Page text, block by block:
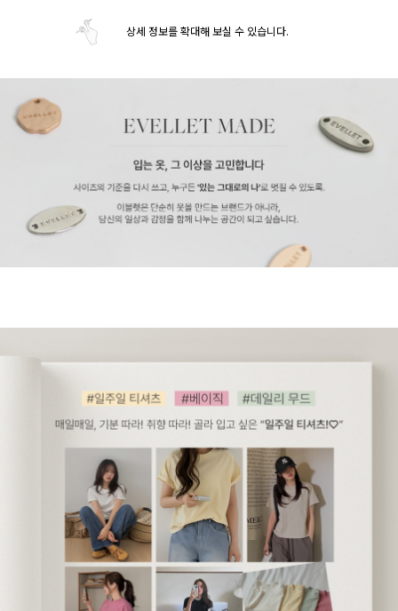
상세 정보를 확대해 보실 수 있습니다.